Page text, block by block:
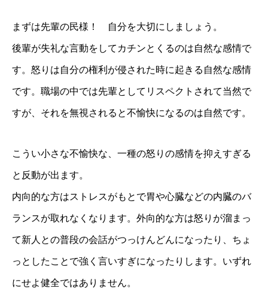
まずは先輩の民様！ 自分を大切にしましょう。
後輩が失礼な言動をしてカチンとくるのは自然な感情で
す。怒りは自分の権利が侵された時に起きる自然な感情
です。職場の中では先輩としてリスペクトされて当然で
すが、それを無視されると不愉快になるのは自然です。
こうい小さな不愉快な、一種の怒りの感情を抑えすぎる
と反動が出ます。
内向的な方はストレスがもとで胃や心臓などの内臓のバ
ランスが取れなくなります。外向的な方は怒りが溜まっ
て新人との普段の会話がつっけんどんになったり、ちょ
っとしたことで強く言いすぎになったりします。いずれ
にせよ健全ではありません。